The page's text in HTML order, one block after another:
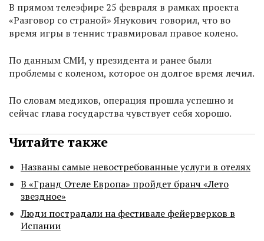
В прямом телеэфире 25 февраля в рамках проекта
«Разговор со страной» Янукович говорил, что во
время игры в теннис травмировал правое колено.
По данным СМИ, у президента и ранее были
проблемы с коленом, которое он долгое время лечил.
По словам медиков, операция прошла успешно и
сейчас глава государства чувствует себя хорошо.
Читайте также
Названы самые невостребованные услуги в отелях
В «Гранд Отеле Европа» пройдет бранч «Лето
звездное»
Люди пострадали на фестивале фейерверков в
Испании